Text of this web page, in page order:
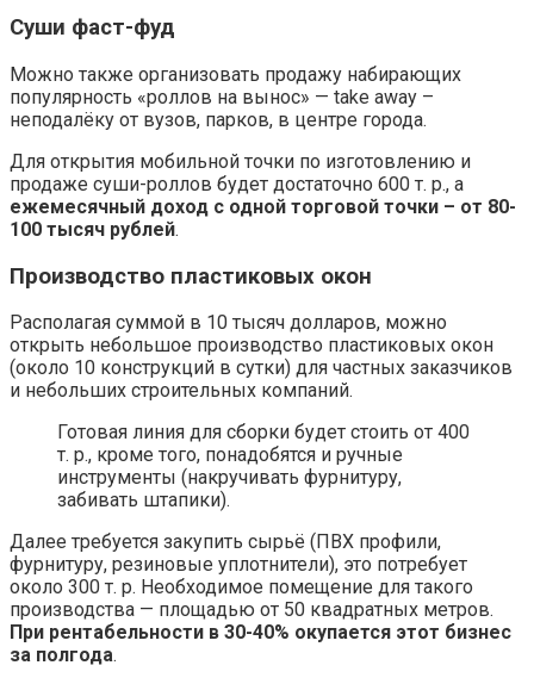
Суши фаст-фуд
Можно также организовать продажу набирающих
популярность «роллов на вынос» — take away –
неподалёку от вузов, парков, в центре города.
Для открытия мобильной точки по изготовлению и
продаже суши-роллов будет достаточно 600 т. р., а
ежемесячный доход с одной торговой точки – от 80-
100 тысяч рублей.
Производство пластиковых окон
Располагая суммой в 10 тысяч долларов, можно
открыть небольшое производство пластиковых окон
(около 10 конструкций в сутки) для частных заказчиков
и небольших строительных компаний.
Готовая линия для сборки будет стоить от 400
т. р., кроме того, понадобятся и ручные
инструменты (накручивать фурнитуру,
забивать штапики).
Далее требуется закупить сырьё (ПВХ профили,
фурнитуру, резиновые уплотнители), это потребует
около 300 т. р. Необходимое помещение для такого
производства — площадью от 50 квадратных метров.
При рентабельности в 30-40% окупается этот бизнес
за полгода.